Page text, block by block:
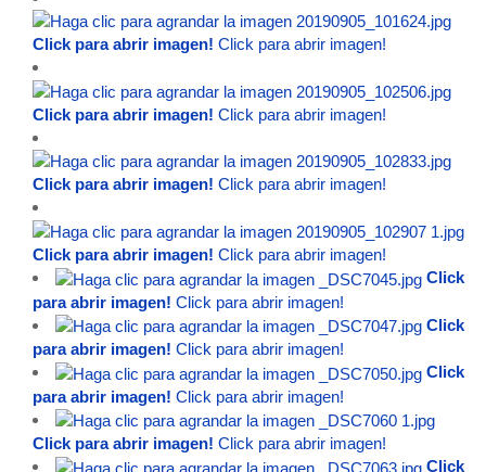
Click para abrir imagen! Click para abrir imagen!
Click para abrir imagen! Click para abrir imagen!
Click para abrir imagen! Click para abrir imagen!
Click para abrir imagen! Click para abrir imagen!
Click
para abrir imagen! Click para abrir imagen!
Click
para abrir imagen! Click para abrir imagen!
Click
para abrir imagen! Click para abrir imagen!
Click para abrir imagen! Click para abrir imagen!
Click